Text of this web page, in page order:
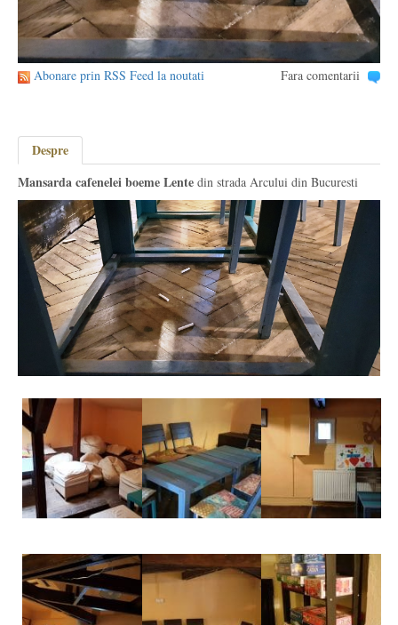
Abonare prin RSS Feed la noutati Fara comentarii
Despre
Mansarda cafenelei boeme Lente din strada Arcului din Bucuresti